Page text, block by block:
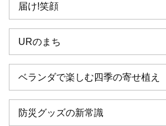
届け!笑顔
URのまち
ベランダで楽しむ四季の寄せ植え
防災グッズの新常識